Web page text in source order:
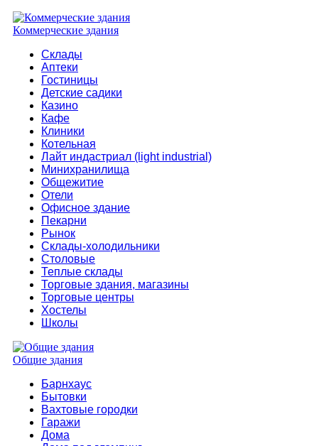
Коммерческие здания
Склады
Аптеки
Гостиницы
Детские садики
Казино
Кафе
Клиники
Котельная
Лайт индастриал (light industrial)
Минихранилища
Общежитие
Отели
Офисное здание
Пекарни
Рынок
Склады-холодильники
Столовые
Теплые склады
Торговые здания, магазины
Торговые центры
Хостелы
Школы
Общие здания
Барнхаус
Бытовки
Вахтовые городки
Гаражи
Дома